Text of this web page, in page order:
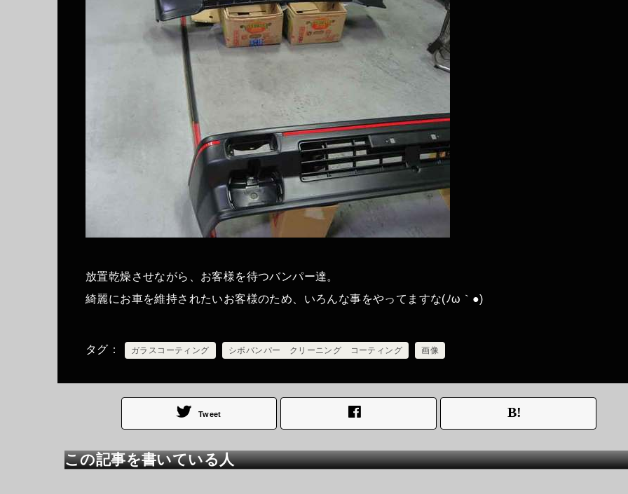
放置乾燥させながら、お客様を待つバンパー達。
綺麗にお車を維持されたいお客様のため、いろんな事をやってますな(ﾉω｀●)
タグ ガラスコーティング シボバンパー クリーニング コーティング 画像
Tweet
この記事を書いている人